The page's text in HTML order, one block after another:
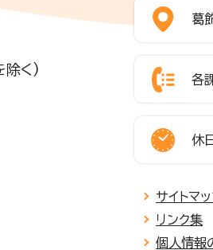
除く)
葛
各
休
サイトマ
リンク集
個人情報